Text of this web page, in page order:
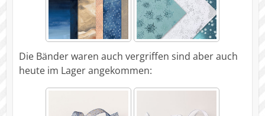
Die Bänder waren auch vergriffen sind aber auch
heute im Lager angekommen: